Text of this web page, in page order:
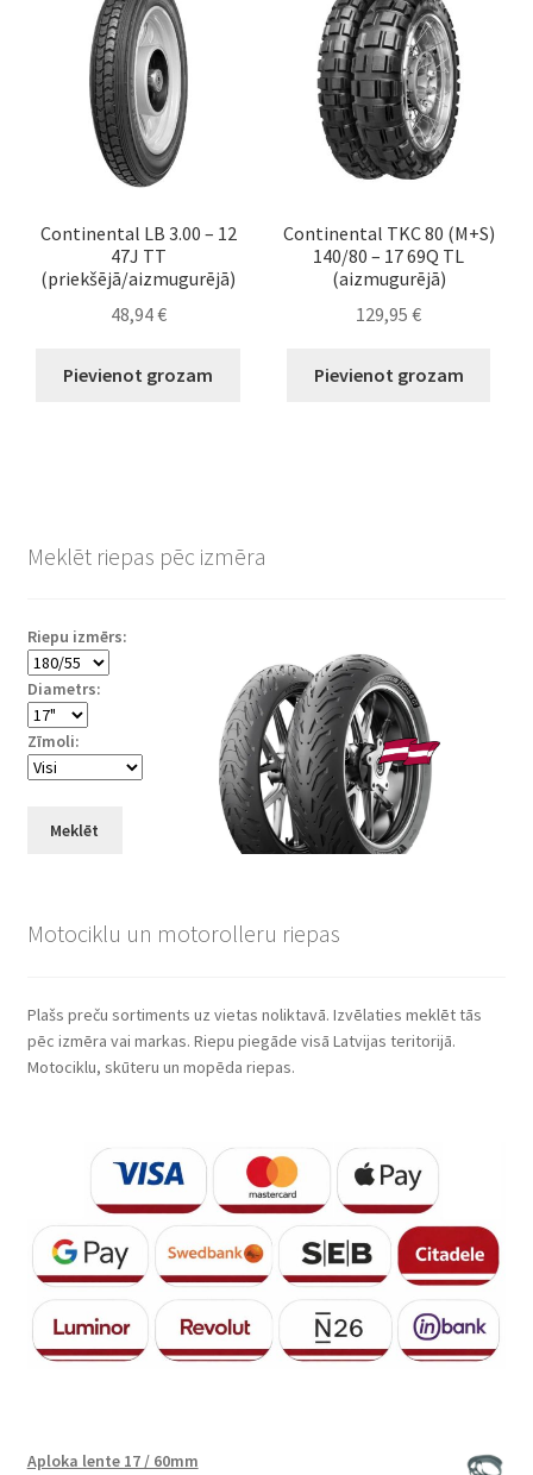
Continental LB 3.00 – 12
47J TT
(priekšējā/aizmugurējā)
48,94€
Pievienot grozam
Continental TKC 80 (M+S)
140/80 – 17 69Q TL
(aizmugurējā)
129,95€
Pievienot grozam
Meklēt riepas pēc izmēra
Riepu izmērs:
Diametrs:
Zīmoli:
Meklēt
Motociklu un motorolleru riepas
Plašs preču sortiments uz vietas noliktavā. Izvēlaties meklēt tās
pēc izmēra vai markas. Riepu piegāde visā Latvijas teritorijā.
Motociklu, skūteru un mopēda riepas.
Aploka lente 17 / 60mm